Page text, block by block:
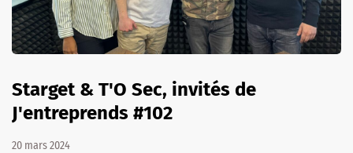
Starget & T'O Sec, invités de
J'entreprends #102
20 mars 2024